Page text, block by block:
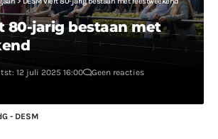
80-jarig bestaan met
12 juli 2025 16:00
Geen reacties
- DESM